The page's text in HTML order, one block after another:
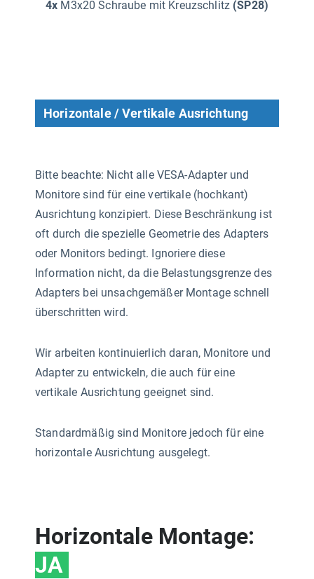
4x M3x20 Schraube mit Kreuzschlitz (SP28)
Horizontale / Vertikale Ausrichtung
Bitte beachte: Nicht alle VESA-Adapter und
Monitore sind für eine vertikale (hochkant)
Ausrichtung konzipiert. Diese Beschränkung ist
oft durch die spezielle Geometrie des Adapters
oder Monitors bedingt. Ignoriere diese
Information nicht, da die Belastungsgrenze des
Adapters bei unsachgemäßer Montage schnell
überschritten wird.
Wir arbeiten kontinuierlich daran, Monitore und
Adapter zu entwickeln, die auch für eine
vertikale Ausrichtung geeignet sind.
Standardmäßig sind Monitore jedoch für eine
horizontale Ausrichtung ausgelegt.
Horizontale Montage:
JA